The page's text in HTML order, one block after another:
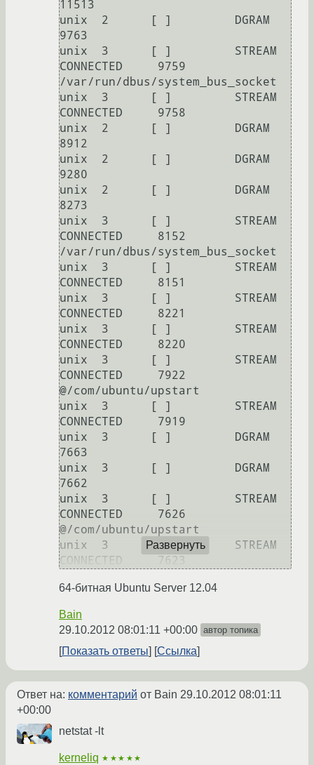
11513
unix  2      [ ]         DGRAM
9763
unix  3      [ ]         STREAM
CONNECTED     9759
/var/run/dbus/system_bus_socket
unix  3      [ ]         STREAM
CONNECTED     9758
unix  2      [ ]         DGRAM
8912
unix  2      [ ]         DGRAM
9280
unix  2      [ ]         DGRAM
8273
unix  3      [ ]         STREAM
CONNECTED     8152
/var/run/dbus/system_bus_socket
unix  3      [ ]         STREAM
CONNECTED     8151
unix  3      [ ]         STREAM
CONNECTED     8221
unix  3      [ ]         STREAM
CONNECTED     8220
unix  3      [ ]         STREAM
CONNECTED     7922
@/com/ubuntu/upstart
unix  3      [ ]         STREAM
CONNECTED     7919
unix  3      [ ]         DGRAM
7663
unix  3      [ ]         DGRAM
7662
unix  3      [ ]         STREAM
CONNECTED     7626
@/com/ubuntu/upstart
unix  3      [ ]         STREAM
CONNECTED     7623
Развернуть
64-битная Ubuntu Server 12.04
Bain
29.10.2012 08:01:11 +00:00 автор топика
Показать ответы Ссылка
Ответ на: комментарий от Bain 29.10.2012 08:01:11
+00:00
netstat -lt
kerneliq ★★★★★